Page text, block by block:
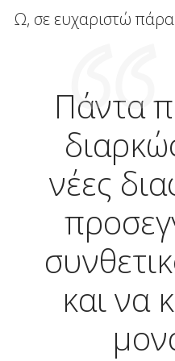
Ω, σε ευχαριστώ
Πάντα
νέες
και να